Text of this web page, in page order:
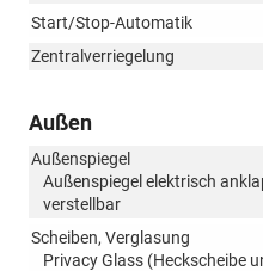
Start/Stop-Automatik
Zentralverriegelung
Außen
Außenspiegel
Außenspiegel elektrisch
verstellbar
Scheiben, Verglasung
Privacy Glass (Heckscheibe